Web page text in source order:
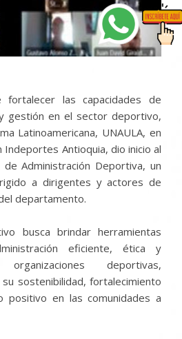
las capacidades de
gestión en el sector deportivo,
Latinoamericana, UNAULA, en
Indeportes Antioquia, dio inicio al
Administración Deportiva, un
a dirigentes y actores de
departamento.
busca brindar herramientas
eficiente, ética y
deportivas,
sostenibilidad, fortalecimiento
positivo en las comunidades a